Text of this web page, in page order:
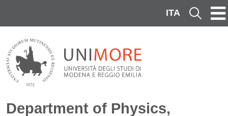
ITA Cerca
Department of Physics,